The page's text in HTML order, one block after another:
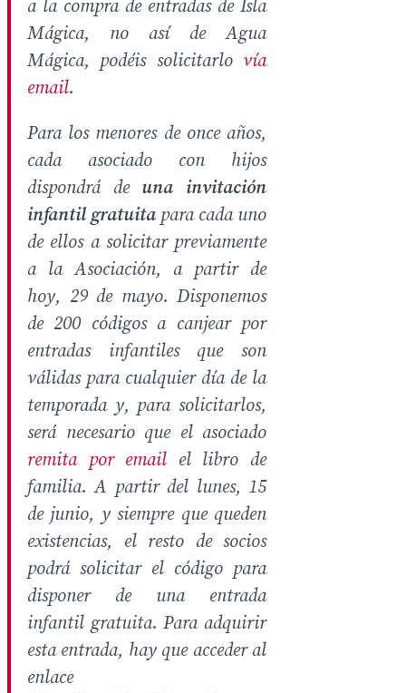
a la compra de entradas de Isla
Mágica, no así de Agua
Mágica, podéis solicitarlo vía
email.
Para los menores de once años,
cada asociado con hijos
dispondrá de una invitación
infantil gratuita para cada uno
de ellos a solicitar previamente
a la Asociación, a partir de
hoy, 29 de mayo. Disponemos
de 200 códigos a canjear por
entradas infantiles que son
válidas para cualquier día de la
temporada y, para solicitarlos,
será necesario que el asociado
remita por email el libro de
familia. A partir del lunes, 15
de junio, y siempre que queden
existencias, el resto de socios
podrá solicitar el código para
disponer de una entrada
infantil gratuita. Para adquirir
esta entrada, hay que acceder al
enlace